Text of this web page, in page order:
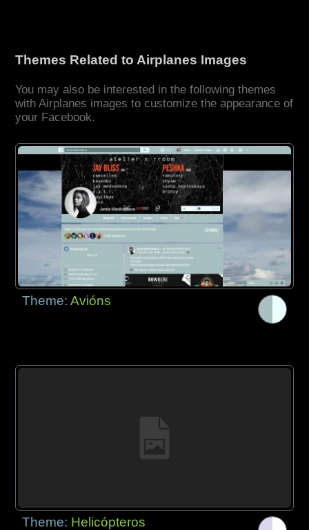
Themes Related to Airplanes Images
You may also be interested in the following themes
with Airplanes images to customize the appearance of
your Facebook.
Theme:Avións
Theme: Helicópteros